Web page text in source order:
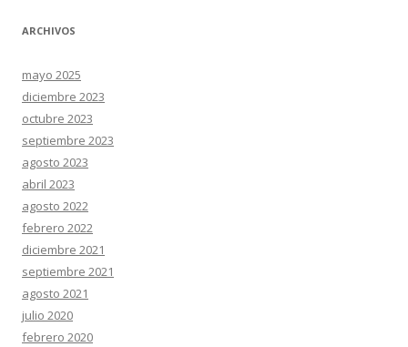
ARCHIVOS
mayo 2025
diciembre 2023
octubre 2023
septiembre 2023
agosto 2023
abril 2023
agosto 2022
febrero 2022
diciembre 2021
septiembre 2021
agosto 2021
julio 2020
febrero 2020